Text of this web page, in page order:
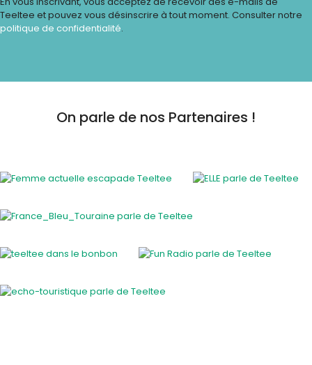
Teeltee et pouvez vous désinscrire à tout moment. Consulter notre
politique de confidentialité.
On parle de nos Partenaires !